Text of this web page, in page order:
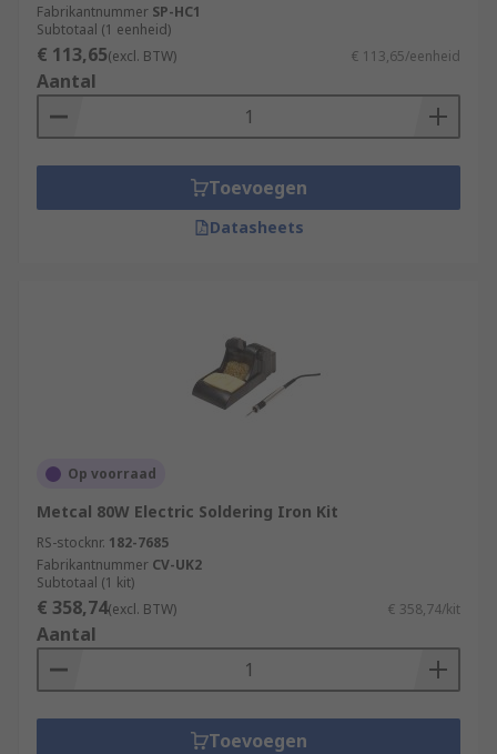
Fabrikantnummer SP-HC1
Subtotaal (1 eenheid)
€ 113,65(excl. BTW) € 113,65/eenheid
Aantal
Toevoegen
Datasheets
Op voorraad
Metcal 80W Electric Soldering Iron Kit
RS-stocknr. 182-7685
Fabrikantnummer CV-UK2
Subtotaal (1 kit)
€ 358,74(excl. BTW) € 358,74/kit
Aantal
Toevoegen